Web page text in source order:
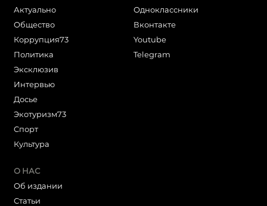
Актуально
Общество
Коррупция73
Политика
Эксклюзив
Интервью
Досье
Экотуризм73
Cпорт
Культура
Одноклассники
Вконтакте
Youtube
Telegram
О НАС
Об издании
Статьи